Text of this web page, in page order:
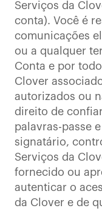
Serviços da
conta). Você é
comunicações
ou a qualquer
Conta e por
Clover
autorizados ou
direito de
palavras-passe
signatário,
Serviços da
fornecido ou
autenticar o
da Clover e de